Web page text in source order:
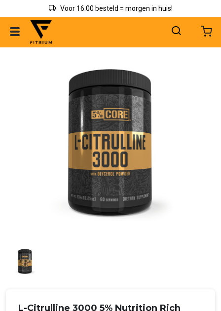
Voor 16:00 besteld = morgen in huis!
L-Citrulline 3000 5% Nutrition Rich